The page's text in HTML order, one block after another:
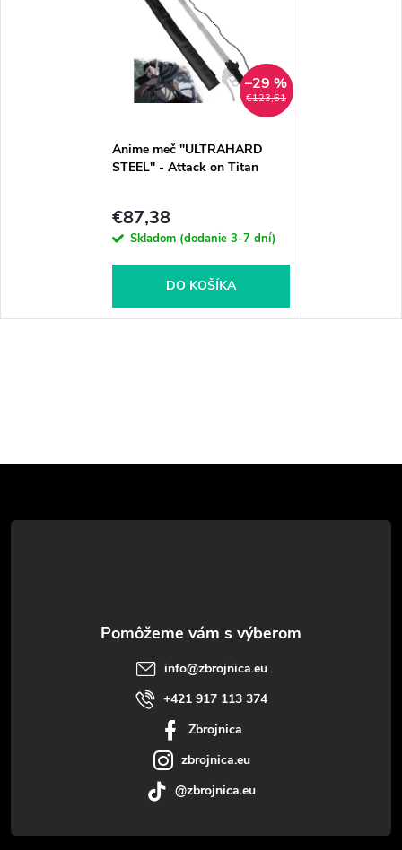
€123,61
–29 %
Anime meč "ULTRAHARD
STEEL" - Attack on Titan
€87,38
Skladom (dodanie 3-7 dní)
DO KOŠÍKA
á
info@zbrojnica.eu
+421 917 113 374
Zbrojnica
zbrojnica.eu
@zbrojnica.eu